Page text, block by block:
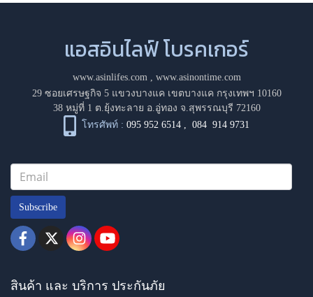
แอสอินไลฟ์ โบรคเกอร์
www.asinlifes.com, www.asinontime.com
29 ซอยเศรษฐกิจ 5 แขวงบางแค เขตบางแค กรุงเทพฯ 10160
38 หมู่ที่ 1 ต.ยุ้งทะลาย อ.อู่ทอง จ.สุพรรณบุรี 72160
โทรศัพท์ : 095 952 6514 ,084 914 9731
Subscribe
สินค้า และ บริการ ประกันภัย